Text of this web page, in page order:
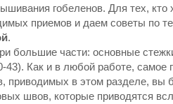
гобеленов. Для тех, кто
приемов и даем советы по
.
большие части: основные
Как и в любой работе, самое
приводимых в этом разделе, вы
швов, которые приводятся